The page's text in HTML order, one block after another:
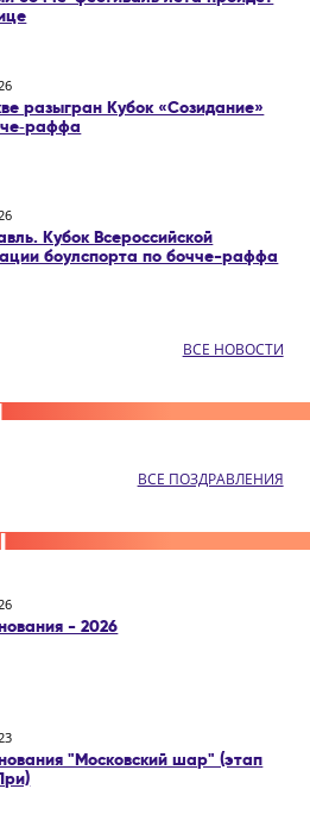
разыгран Кубок «Созидание»
Кубок Всероссийской
боулспорта по бочче-раффа
ВСЕ НОВОСТИ
ВСЕ ПОЗДРАВЛЕНИЯ
- 2026
"Московский шар" (этап